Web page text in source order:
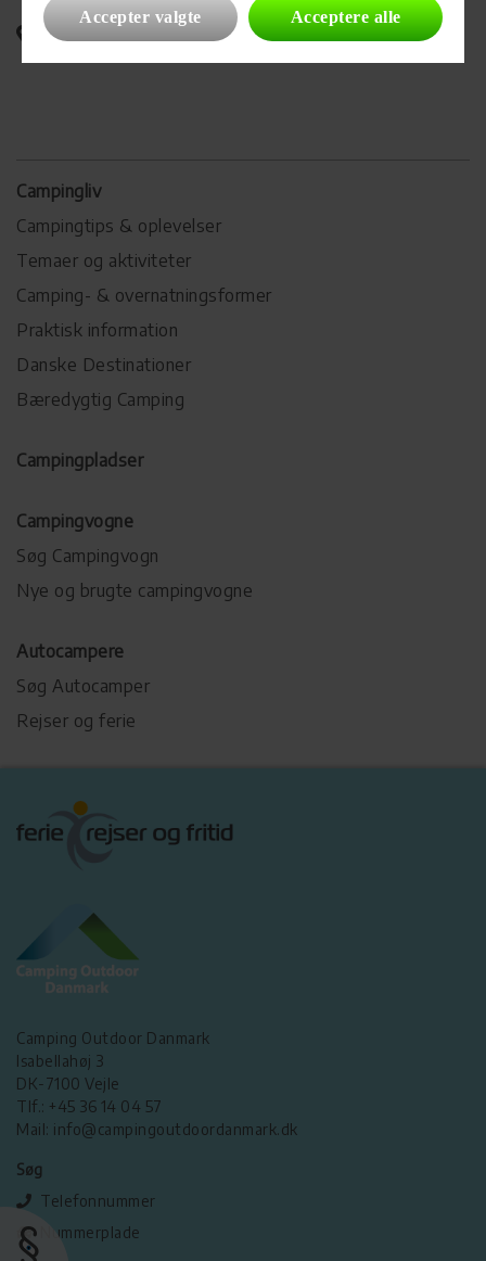
Campingvognens placering
Campingliv
Campingtips & oplevelser
Temaer og aktiviteter
Camping- & overnatningsformer
Praktisk information
Danske Destinationer
Bæredygtig Camping
Campingpladser
Campingvogne
Søg Campingvogn
Nye og brugte campingvogne
Autocampere
Søg Autocamper
Rejser og ferie
Camping Outdoor Danmark
Isabellahøj 3
DK-7100 Vejle
Tlf.: +45 36 14 04 57
Mail: info@campingoutdoordanmark.dk
Søg
Telefonnummer
Nummerplade
Accepter valgte Acceptere alle